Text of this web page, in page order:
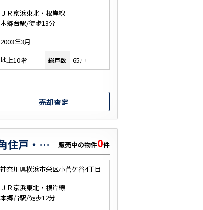
ＪＲ京浜東北・根岸線
本郷台駅/徒歩13分
2003年3月
地上10階 総戸数 65戸
売却査定
藤和ハイタウン本郷台・角住戸・家具付・キッズスペース 販売中の物件0件
神奈川県横浜市栄区小菅ケ谷4丁目
ＪＲ京浜東北・根岸線
本郷台駅/徒歩12分